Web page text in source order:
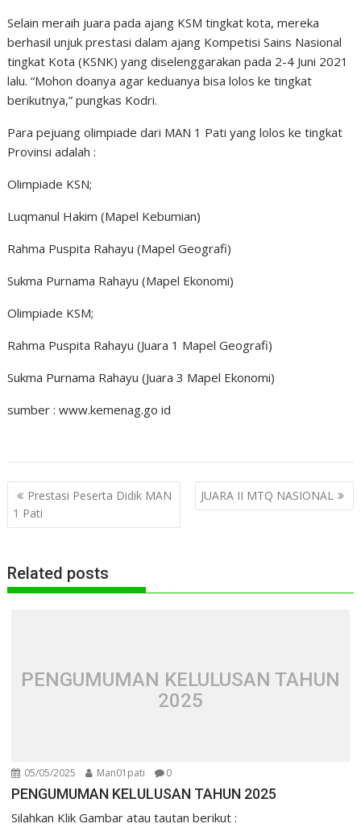
Selain meraih juara pada ajang KSM tingkat kota, mereka
berhasil unjuk prestasi dalam ajang Kompetisi Sains Nasional
tingkat Kota (KSNK) yang diselenggarakan pada 2-4 Juni 2021
lalu. “Mohon doanya agar keduanya bisa lolos ke tingkat
berikutnya,” pungkas Kodri.
Para pejuang olimpiade dari MAN 1 Pati yang lolos ke tingkat
Provinsi adalah :
Olimpiade KSN;
Luqmanul Hakim (Mapel Kebumian)
Rahma Puspita Rahayu (Mapel Geografi)
Sukma Purnama Rahayu (Mapel Ekonomi)
Olimpiade KSM;
Rahma Puspita Rahayu (Juara 1 Mapel Geografi)
Sukma Purnama Rahayu (Juara 3 Mapel Ekonomi)
sumber : www.kemenag.go id
Navigasi
pos
Prestasi Peserta Didik MAN
1 Pati
JUARA II MTQ NASIONAL
Related posts
PENGUMUMAN KELULUSAN TAHUN
2025
05/05/2025 Man01pati 0
PENGUMUMAN KELULUSAN TAHUN 2025
Silahkan Klik Gambar atau tautan berikut :